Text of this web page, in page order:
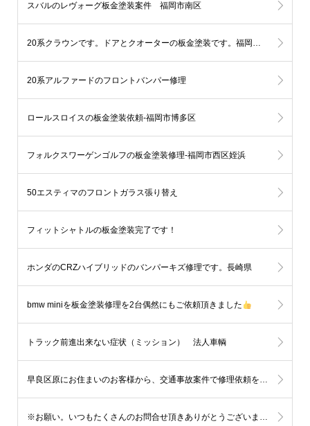
スバルのレヴォーグ板金塗装案件 福岡市南区
20系クラウンです。ドアとクオーターの板金塗装です。福岡市中央区
20系アルファードのフロントバンパー修理
ロールスロイスの板金塗装依頼-福岡市博多区
フォルクスワーゲンゴルフの板金塗装修理-福岡市西区姪浜
50エスティマのフロントガラス張り替え
フィットシャトルの板金塗装完了です！
ホンダのCRZハイブリッドのバンパーキズ修理です。長崎県
bmw miniを板金塗装修理を2台偶然にもご依頼頂きました
トラック前進出来ない症状（ミッション） 法人車輌
早良区原にお住まいのお客様から、交通事故案件で修理依頼を頂きました。
※お願い。いつもたくさんのお問合せ頂きありがとうございます。